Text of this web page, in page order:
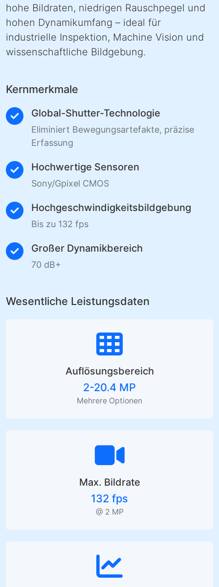
hohe Bildraten, niedrigen Rauschpegel und
hohen Dynamikumfang – ideal für
industrielle Inspektion, Machine Vision und
wissenschaftliche Bildgebung.
Kernmerkmale
Global-Shutter-Technologie
Eliminiert Bewegungsartefakte, präzise
Erfassung
Hochwertige Sensoren
Sony/Gpixel CMOS
Hochgeschwindigkeitsbildgebung
Bis zu 132 fps
Großer Dynamikbereich
70 dB+
Wesentliche Leistungsdaten
Auflösungsbereich
2-20.4 MP
Mehrere Optionen
Max. Bildrate
132 fps
@ 2 MP